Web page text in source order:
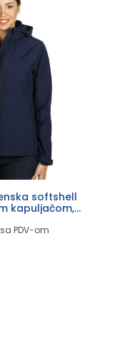
softshell
kapuljačom,
PDV-om